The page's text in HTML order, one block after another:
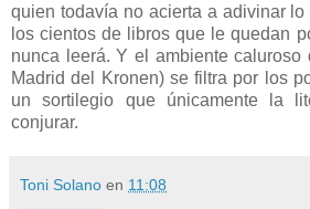
quien todavía no acierta a adivinar
los cientos de libros que le quedan
nunca leerá. Y el ambiente caluroso
Madrid del Kronen) se filtra por los
un sortilegio que únicamente la
conjurar.
Toni Solano en 11:08